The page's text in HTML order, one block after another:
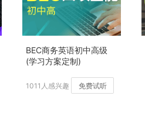
BEC商务英语初中高级
(学习方案定制)
1011人感兴趣 免费试听